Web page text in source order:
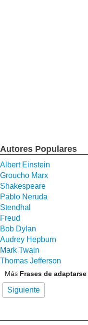
Autores Populares
Albert Einstein
Groucho Marx
Shakespeare
Pablo Neruda
Stendhal
Freud
Bob Dylan
Audrey Hepburn
Mark Twain
Thomas Jefferson
Más Frases de adaptarse
Siguiente